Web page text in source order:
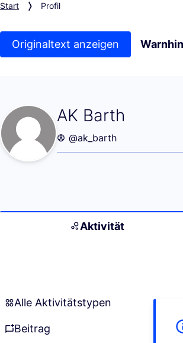
Start Profil
Originaltext anzeigen
AK Barth
Aktivität (AK
@ak_barth
Aktivität
Alle Aktivitätstypen
Alle Aktivitätstypen
Beitrag
Beitrag